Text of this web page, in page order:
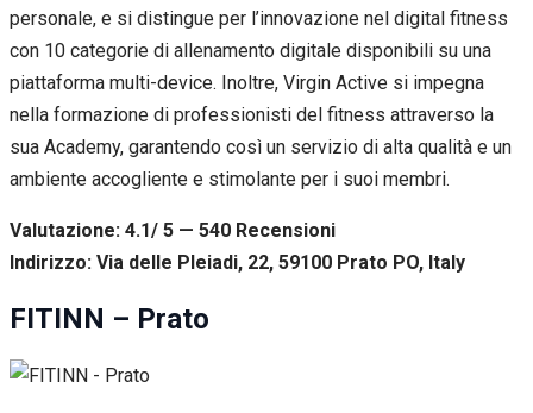
personale, e si distingue per l’innovazione nel digital fitness
con 10 categorie di allenamento digitale disponibili su una
piattaforma multi-device. Inoltre, Virgin Active si impegna
nella formazione di professionisti del fitness attraverso la
sua Academy, garantendo così un servizio di alta qualità e un
ambiente accogliente e stimolante per i suoi membri.
Valutazione: 4.1/ 5 — 540 Recensioni
Indirizzo: Via delle Pleiadi, 22, 59100 Prato PO, Italy
FITINN – Prato